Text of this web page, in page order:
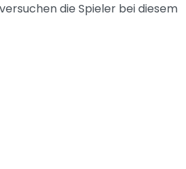
die Spieler bei diesem